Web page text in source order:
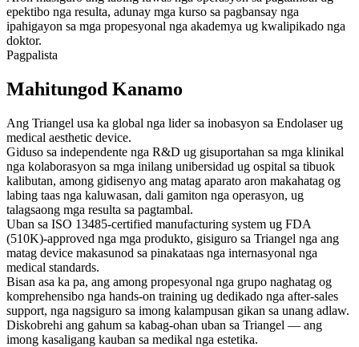
epektibo nga resulta, adunay mga kurso sa pagbansay nga
ipahigayon sa mga propesyonal nga akademya ug kwalipikado nga
doktor.
Pagpalista
Mahitungod Kanamo
Ang Triangel usa ka global nga lider sa inobasyon sa Endolaser ug
medical aesthetic device.
Giduso sa independente nga R&D ug gisuportahan sa mga klinikal
nga kolaborasyon sa mga inilang unibersidad ug ospital sa tibuok
kalibutan, among gidisenyo ang matag aparato aron makahatag og
labing taas nga kaluwasan, dali gamiton nga operasyon, ug
talagsaong mga resulta sa pagtambal.
Uban sa ISO 13485-certified manufacturing system ug FDA
(510K)-approved nga mga produkto, gisiguro sa Triangel nga ang
matag device makasunod sa pinakataas nga internasyonal nga
medical standards.
Bisan asa ka pa, ang among propesyonal nga grupo naghatag og
komprehensibo nga hands-on training ug dedikado nga after-sales
support, nga nagsiguro sa imong kalampusan gikan sa unang adlaw.
Diskobrehi ang gahum sa kabag-ohan uban sa Triangel — ang
imong kasaligang kauban sa medikal nga estetika.